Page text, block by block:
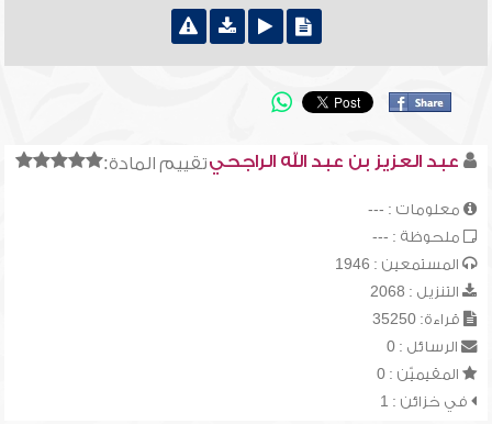
تقييم المادة:عبد العزيز بن عبد الله الراجحي
معلومات : ---
ملحوظة : ---
المستمعين : 1946
التنزيل : 2068
قراءة: 35250
الرسائل : 0
المقيميّن : 0
في خزائن : 1